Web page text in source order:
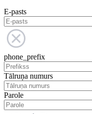
E-pasts
phone_prefix
Tālruņa numurs
Parole